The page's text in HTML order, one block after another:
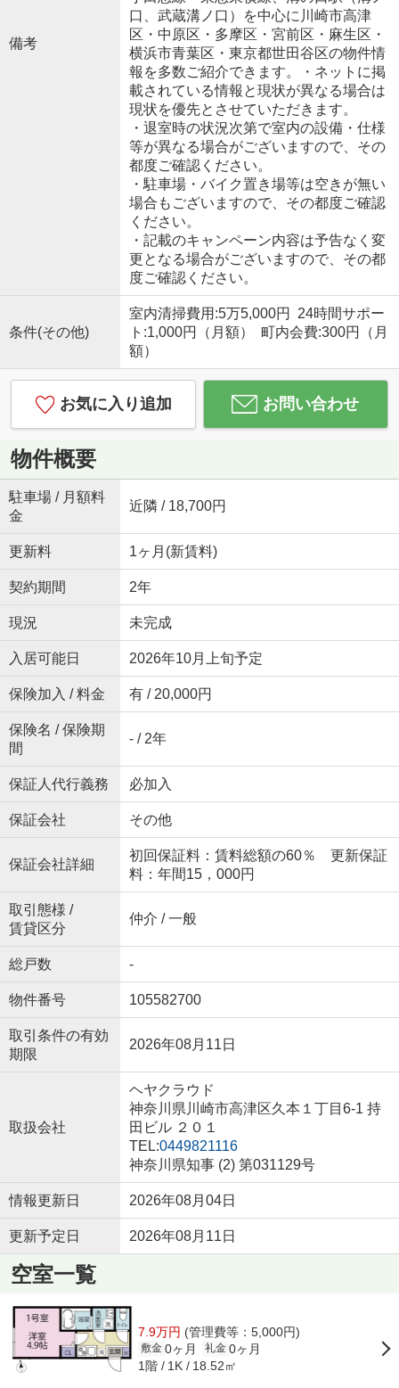
備考
口、武蔵溝ノ口）を中心に川崎市高津
区・中原区・多摩区・宮前区・麻生区・
横浜市青葉区・東京都世田谷区の物件情
報を多数ご紹介できます。・ネットに掲
載されている情報と現状が異なる場合は
現状を優先とさせていただきます。
・退室時の状況次第で室内の設備・仕様
等が異なる場合がございますので、その
都度ご確認ください。
・駐車場・バイク置き場等は空きが無い
場合もございますので、その都度ご確認
ください。
・記載のキャンペーン内容は予告なく変
更となる場合がございますので、その都
度ご確認ください。
条件(その他)
室内清掃費用:5万5,000円 24時間サポー
ト:1,000円（月額） 町内会費:300円（月
額）
お気に入り追加 お問い合わせ
物件概要
駐車場 / 月額料
金
近隣 / 18,700円
更新料 1ヶ月(新賃料)
契約期間 2年
現況 未完成
入居可能日 2026年10月上旬予定
保険加入 / 料金 有 / 20,000円
保険名 / 保険期
間
- / 2年
保証人代行義務 必加入
保証会社 その他
保証会社詳細
初回保証料：賃料総額の60％ 更新保証
料：年間15，000円
取引態様 /
賃貸区分
仲介 / 一般
総戸数 -
物件番号 105582700
取引条件の有効
期限
2026年08月11日
取扱会社
ヘヤクラウド
神奈川県川崎市高津区久本１丁目6-1 持
田ビル ２０１
TEL:0449821116
神奈川県知事 (2) 第031129号
情報更新日 2026年08月04日
更新予定日 2026年08月11日
空室一覧
7.9万円 (管理費等：5,000円)
敷金 0ヶ月 礼金 0ヶ月
1階 1K 18.52㎡